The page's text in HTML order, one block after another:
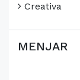
Creativa
MENJAR